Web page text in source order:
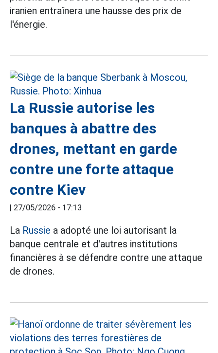
iranien entraînera une hausse des prix de
l'énergie.
La Russie autorise les
banques à abattre des
drones, mettant en garde
contre une forte attaque
contre Kiev
| 27/05/2026 - 17:13
La Russie a adopté une loi autorisant la
banque centrale et d'autres institutions
financières à se défendre contre une attaque
de drones.